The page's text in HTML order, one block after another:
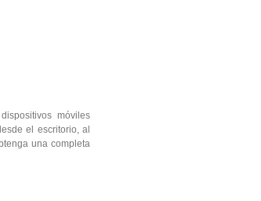
móviles
el escritorio, al
una completa